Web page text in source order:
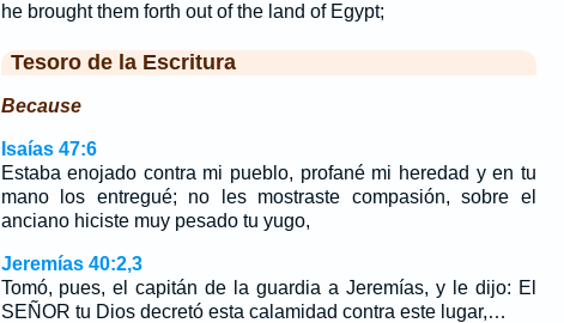
he brought them forth out of the land of Egypt;
Tesoro de la Escritura
Because
Isaías 47:6
Estaba enojado contra mi pueblo, profané mi heredad y en tu
mano los entregué; no les mostraste compasión, sobre el
anciano hiciste muy pesado tu yugo,
Jeremías 40:2,3
Tomó, pues, el capitán de la guardia a Jeremías, y le dijo: El
SEÑOR tu Dios decretó esta calamidad contra este lugar,…